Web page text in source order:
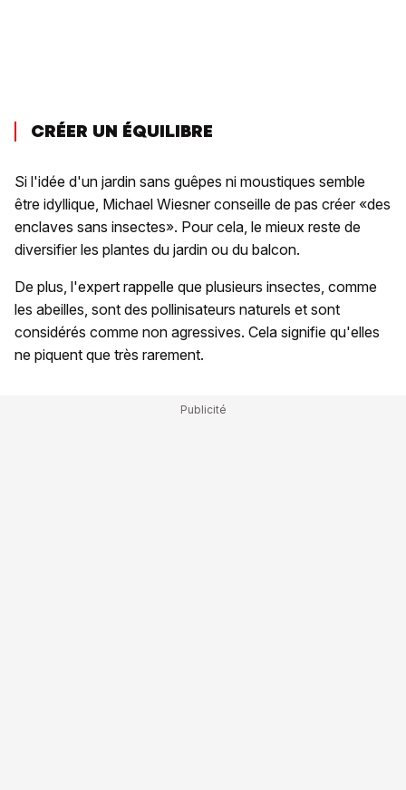
CRÉER UN ÉQUILIBRE
Si l'idée d'un jardin sans guêpes ni moustiques semble
être idyllique, Michael Wiesner conseille de pas créer «des
enclaves sans insectes». Pour cela, le mieux reste de
diversifier les plantes du jardin ou du balcon.
De plus, l'expert rappelle que plusieurs insectes, comme
les abeilles, sont des pollinisateurs naturels et sont
considérés comme non agressives. Cela signifie qu'elles
ne piquent que très rarement.